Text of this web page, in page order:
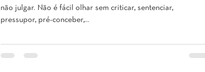
não julgar. Não é fácil olhar sem criticar, sentenciar,
pressupor, pré-conceber,...